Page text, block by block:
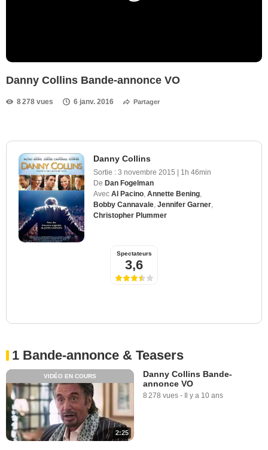
Danny Collins Bande-annonce VO
8 278 vues 6 janv. 2016 Partager
Danny Collins
Sortie : 3 novembre 2015 | 1h 46min
De Dan Fogelman
Avec Al Pacino Annette Bening
Bobby Cannavale Jennifer Garner
Christopher Plummer
Spectateurs
3,6
1 Bande-annonce & Teasers
2:25
VIDÉO EN COURS
Danny Collins Bande-
annonce VO
8 278 vues - Il y a 10 ans